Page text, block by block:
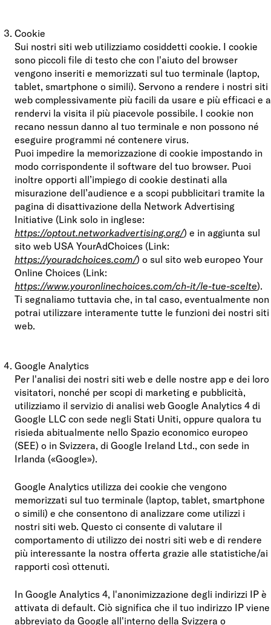
Cookie
Sui nostri siti web utilizziamo cosiddetti cookie. I cookie
sono piccoli file di testo che con l'aiuto del browser
vengono inseriti e memorizzati sul tuo terminale (laptop,
tablet, smartphone o simili). Servono a rendere i nostri siti
web complessivamente più facili da usare e più efficaci e a
rendervi la visita il più piacevole possibile. I cookie non
recano nessun danno al tuo terminale e non possono né
eseguire programmi né contenere virus.
Puoi impedire la memorizzazione di cookie impostando in
modo corrispondente il software del tuo browser. Puoi
inoltre opporti all’impiego di cookie destinati alla
misurazione dell’audience e a scopi pubblicitari tramite la
pagina di disattivazione della Network Advertising
Initiative (Link solo in inglese:
https://optout.networkadvertising.org/) e in aggiunta sul
sito web USA YourAdChoices (Link:
https://youradchoices.com/) o sul sito web europeo Your
Online Choices (Link:
https://www.youronlinechoices.com/ch-it/le-tue-scelte).
Ti segnaliamo tuttavia che, in tal caso, eventualmente non
potrai utilizzare interamente tutte le funzioni dei nostri siti
web.
Google Analytics
Per l'analisi dei nostri siti web e delle nostre app e dei loro
visitatori, nonché per scopi di marketing e pubblicità,
utilizziamo il servizio di analisi web Google Analytics 4 di
Google LLC con sede negli Stati Uniti, oppure qualora tu
risieda abitualmente nello Spazio economico europeo
(SEE) o in Svizzera, di Google Ireland Ltd., con sede in
Irlanda («Google»).
Google Analytics utilizza dei cookie che vengono
memorizzati sul tuo terminale (laptop, tablet, smartphone
o simili) e che consentono di analizzare come utilizzi i
nostri siti web. Questo ci consente di valutare il
comportamento di utilizzo dei nostri siti web e di rendere
più interessante la nostra offerta grazie alle statistiche/ai
rapporti così ottenuti.
In Google Analytics 4, l'anonimizzazione degli indirizzi IP è
attivata di default. Ciò significa che il tuo indirizzo IP viene
abbreviato da Google all'interno della Svizzera o